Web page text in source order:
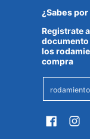
¿Sabes
Registrate
documento
los
compra